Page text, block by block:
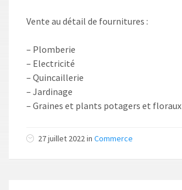
Vente au détail de fournitures :
– Plomberie
– Electricité
– Quincaillerie
– Jardinage
– Graines et plants potagers et floraux
27 juillet 2022 in Commerce